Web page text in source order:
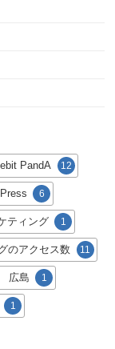
PandA 12
6
ティング 1
のアクセス数 11
広島 1
1